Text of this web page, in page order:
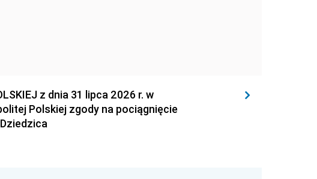
z dnia 31 lipca 2026 r. w
Polskiej zgody na pociągnięcie